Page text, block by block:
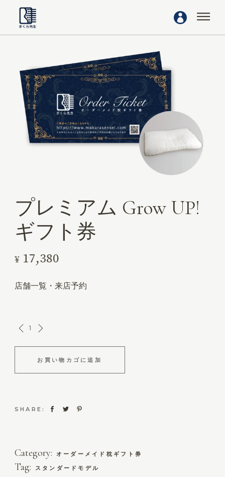
プレミアム Grow UP!
ギフト券
¥ 17,380
店舗一覧・来店予約
お買い物カゴに追加
SHARE:
Category: オーダーメイド枕ギフト券
Tag: スタンダードモデル​